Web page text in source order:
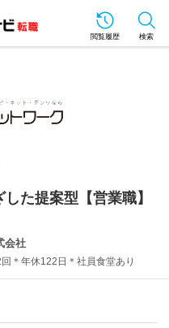
閲覧履歴 検索
た提案型【営業職】
会社
＊年休122日＊社員食堂あり